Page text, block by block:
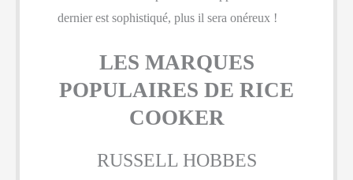
dernier est sophistiqué, plus il sera onéreux !
LES MARQUES
POPULAIRES DE RICE
COOKER
RUSSELL HOBBES